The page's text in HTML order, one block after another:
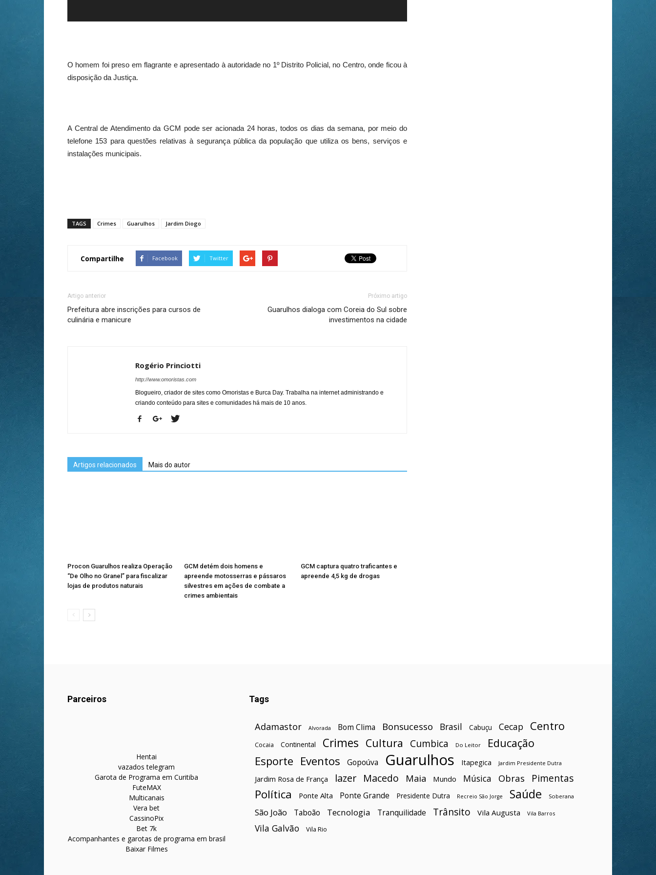
O homem foi preso em flagrante e apresentado à autoridade no 1º Distrito Policial, no Centro, onde ficou à
disposição da Justiça.
A Central de Atendimento da GCM pode ser acionada 24 horas, todos os dias da semana, por meio do
telefone 153 para questões relativas à segurança pública da população que utiliza os bens, serviços e
instalações municipais.
TAGS Crimes Guarulhos Jardim Diogo
Compartilhe Facebook Twitter
Artigo anterior
Prefeitura abre inscrições para cursos de
culinária e manicure
Próximo artigo
Guarulhos dialoga com Coreia do Sul sobre
investimentos na cidade
Rogério Princiotti
http://www.omoristas.com
Blogueiro, criador de sites como Omoristas e Burca Day. Trabalha na internet administrando e
criando conteúdo para sites e comunidades há mais de 10 anos.
Artigos relacionados Mais do autor
Procon Guarulhos realiza Operação
“De Olho no Granel” para fiscalizar
lojas de produtos naturais
GCM detém dois homens e
apreende motosserras e pássaros
silvestres em ações de combate a
crimes ambientais
GCM captura quatro traficantes e
apreende 4,5 kg de drogas
Parceiros
Hentai
vazados telegram
Garota de Programa em Curitiba
FuteMAX
Multicanais
Vera bet
CassinoPix
Bet 7k
Acompanhantes e garotas de programa em brasil
Baixar Filmes
Tags
Adamastor Alvorada Bom Clima Bonsucesso Brasil Cabuçu Cecap Centro
Cocaia Continental Crimes Cultura Cumbica Do Leitor Educação
Esporte Eventos Gopoúva Guarulhos Itapegica Jardim Presidente Dutra
Jardim Rosa de França lazer Macedo Maia Mundo Música Obras Pimentas
Política Ponte Alta Ponte Grande Presidente Dutra Recreio São Jorge Saúde Soberana
São João Taboão Tecnologia Tranquilidade Trânsito Vila Augusta Vila Barros
Vila Galvão Vila Rio